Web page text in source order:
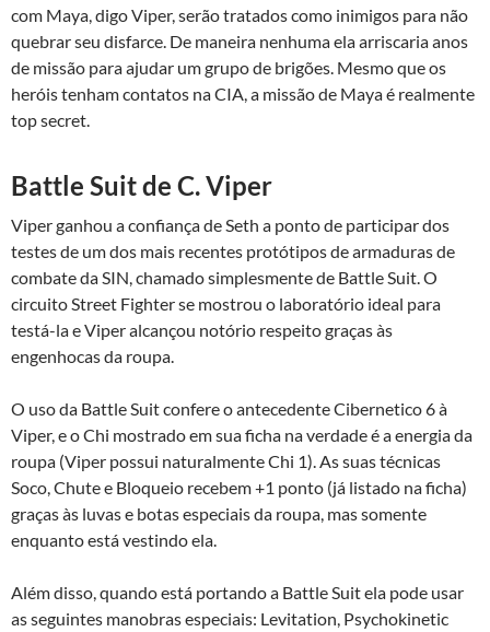
com Maya, digo Viper, serão tratados como inimigos para não
quebrar seu disfarce. De maneira nenhuma ela arriscaria anos
de missão para ajudar um grupo de brigões. Mesmo que os
heróis tenham contatos na CIA, a missão de Maya é realmente
top secret.
Battle Suit de C. Viper
Viper ganhou a confiança de Seth a ponto de participar dos
testes de um dos mais recentes protótipos de armaduras de
combate da SIN, chamado simplesmente de Battle Suit. O
circuito Street Fighter se mostrou o laboratório ideal para
testá-la e Viper alcançou notório respeito graças às
engenhocas da roupa.
O uso da Battle Suit confere o antecedente Cibernetico 6 à
Viper, e o Chi mostrado em sua ficha na verdade é a energia da
roupa (Viper possui naturalmente Chi 1). As suas técnicas
Soco, Chute e Bloqueio recebem +1 ponto (já listado na ficha)
graças às luvas e botas especiais da roupa, mas somente
enquanto está vestindo ela.
Além disso, quando está portando a Battle Suit ela pode usar
as seguintes manobras especiais: Levitation, Psychokinetic